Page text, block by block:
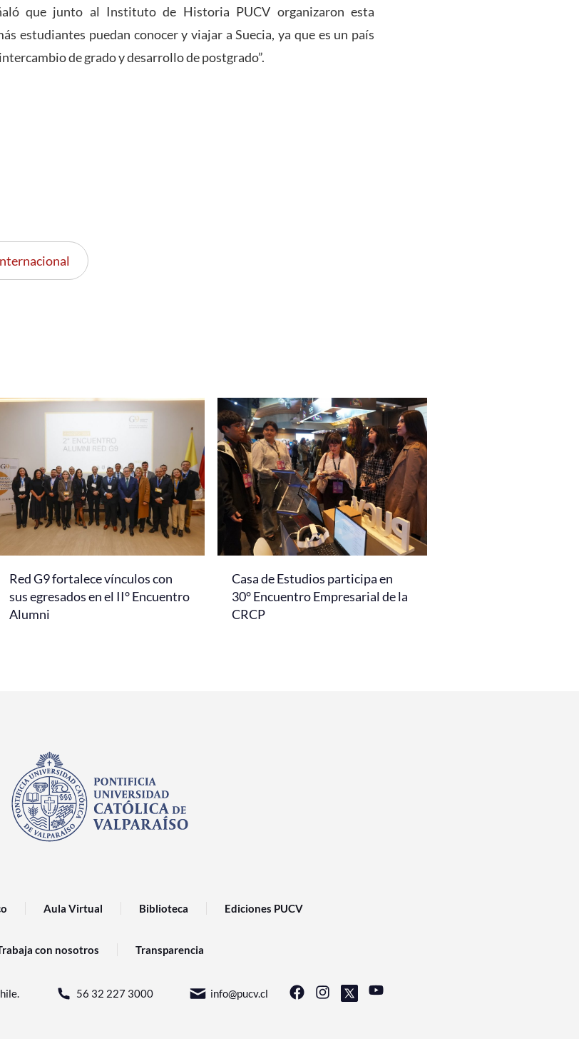
que junto al Instituto de Historia PUCV organizaron esta
estudiantes puedan conocer y viajar a Suecia, ya que es un país
de grado y desarrollo de postgrado”.
Red G9 fortalece vínculos con
sus egresados en el II° Encuentro
Alumni
Casa de Estudios participa en
30° Encuentro Empresarial de la
CRCP
Aula Virtual Biblioteca Ediciones PUCV
con nosotros Transparencia
56 32 227 3000 info@pucv.cl